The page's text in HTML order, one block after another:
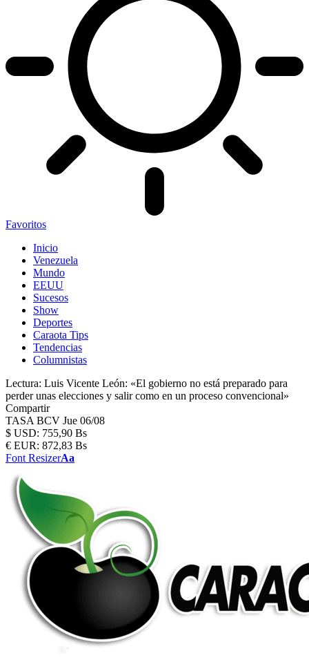
Favoritos
Inicio
Venezuela
Mundo
EEUU
Sucesos
Show
Deportes
Caraota Tips
Tendencias
Columnistas
Lectura: Luis Vicente León: «El gobierno no está preparado para
perder unas elecciones y salir como en un proceso convencional»
Compartir
TASA BCV Jue 06/08
$ USD: 755,90 Bs
€ EUR: 872,83 Bs
Font ResizerAa